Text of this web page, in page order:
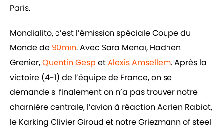
Paris.
Mondialito, c’est l’émission spéciale Coupe du
Monde de 90min. Avec Sara Menaï, Hadrien
Grenier,Quentin Gesp etAlexis Amsellem. Après la
victoire (4-1) de l’équipe de France, on se
demande si finalement on n’a pas trouver notre
charnière centrale, l’avion à réaction Adrien Rabiot,
le Karking Olivier Giroud et notre Griezmann of steel